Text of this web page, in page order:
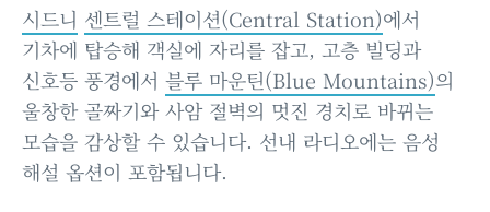
시드니 센트럴 스테이션(Central Station)에서
기차에 탑승해 객실에 자리를 잡고, 고층 빌딩과
신호등 풍경에서 블루 마운틴(Blue Mountains)의
울창한 골짜기와 사암 절벽의 멋진 경치로 바뀌는
모습을 감상할 수 있습니다. 선내 라디오에는 음성
해설 옵션이 포함됩니다.